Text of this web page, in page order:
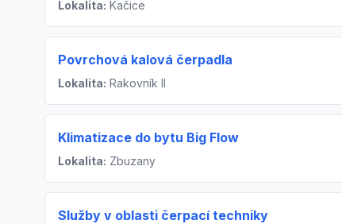
Lokalita: Kačice
Povrchová kalová čerpadla
Lokalita: Rakovník II
Klimatizace do bytu Big Flow
Lokalita: Zbuzany
Služby v oblasti čerpací techniky